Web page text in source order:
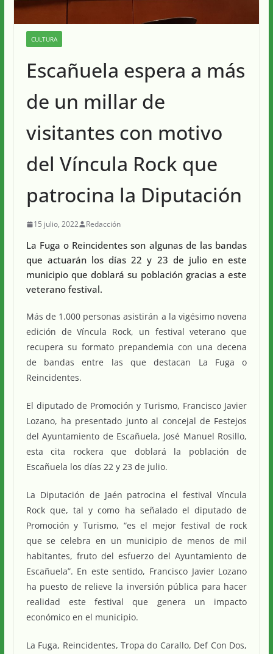
CULTURA
Escañuela espera a más
de un millar de
visitantes con motivo
del Víncula Rock que
patrocina la Diputación
15 julio, 2022 Redacción
La Fuga o Reincidentes son algunas de las bandas
que actuarán los días 22 y 23 de julio en este
municipio que doblará su población gracias a este
veterano festival.
Más de 1.000 personas asistirán a la vigésimo novena
edición de Víncula Rock, un festival veterano que
recupera su formato prepandemia con una decena
de bandas entre las que destacan La Fuga o
Reincidentes.
El diputado de Promoción y Turismo, Francisco Javier
Lozano, ha presentado junto al concejal de Festejos
del Ayuntamiento de Escañuela, José Manuel Rosillo,
esta cita rockera que doblará la población de
Escañuela los días 22 y 23 de julio.
La Diputación de Jaén patrocina el festival Víncula
Rock que, tal y como ha señalado el diputado de
Promoción y Turismo, “es el mejor festival de rock
que se celebra en un municipio de menos de mil
habitantes, fruto del esfuerzo del Ayuntamiento de
Escañuela”. En este sentido, Francisco Javier Lozano
ha puesto de relieve la inversión pública para hacer
realidad este festival que genera un impacto
económico en el municipio.
La Fuga, Reincidentes, Tropa do Carallo, Def Con Dos,